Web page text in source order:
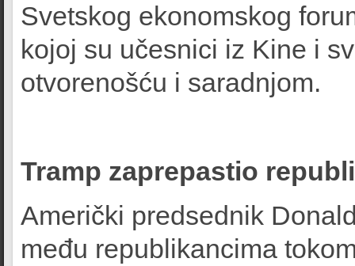
Svetskog ekonomskog
kojoj su učesnici iz Kine i
otvorenošću i saradnjom.
Tramp zaprepastio
Američki predsednik
među republikancima